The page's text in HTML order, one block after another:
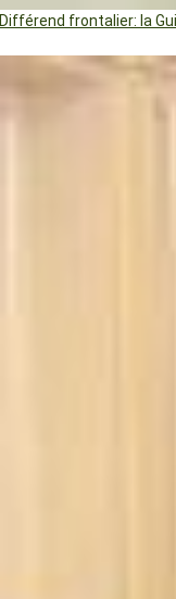
Différend frontalier: la